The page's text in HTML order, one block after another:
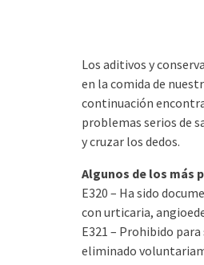
Los aditivos y
en la comida de
continuación
problemas serios de
y cruzar los dedos.
Algunos de los más
E320 – Ha sido
con urticaria,
E321 – Prohibido
eliminado